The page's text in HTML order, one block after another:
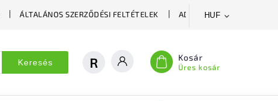
ÁLTALÁNOS SZERZŐDÉSI FELTÉTELEK ADATVÉDELMI
HUF
Keresés Kosár
Üres kosár